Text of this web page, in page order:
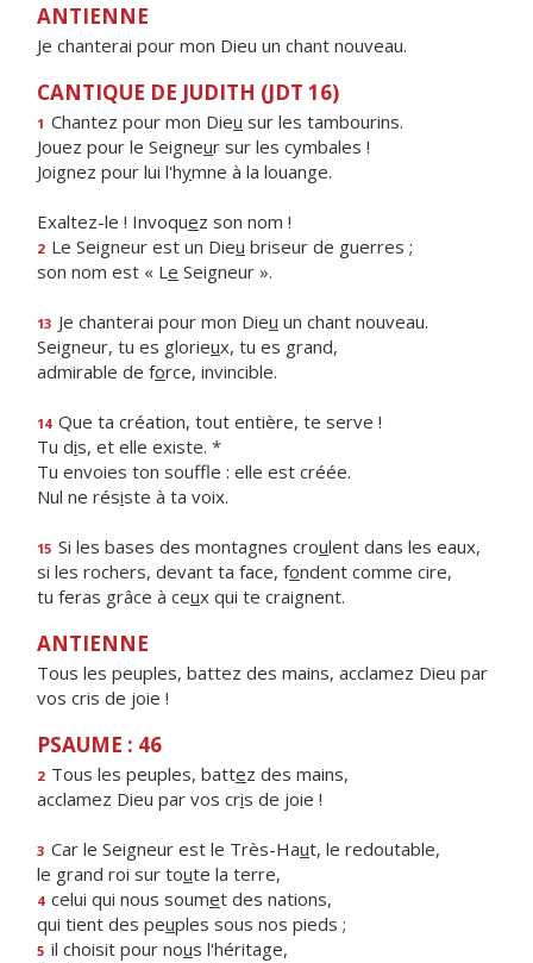
ANTIENNE
Je chanterai pour mon Dieu un chant nouveau.
CANTIQUE DE JUDITH (JDT 16)
1 Chantez pour mon Dieu sur les tambourins.
Jouez pour le Seigneur sur les cymbales !
Joignez pour lui l'hymne à la louange.
Exaltez-le ! Invoquez son nom !
2 Le Seigneur est un Dieu briseur de guerres ;
son nom est « Le Seigneur ».
13 Je chanterai pour mon Dieu un chant nouveau.
Seigneur, tu es glorieux, tu es grand,
admirable de force, invincible.
14 Que ta création, tout entière, te serve !
Tu dis, et elle existe. *
Tu envoies ton souffle : elle est créée.
Nul ne résiste à ta voix.
15 Si les bases des montagnes croulent dans les eaux,
si les rochers, devant ta face, fondent comme cire,
tu feras grâce à ceux qui te craignent.
ANTIENNE
Tous les peuples, battez des mains, acclamez Dieu par
vos cris de joie !
PSAUME : 46
2 Tous les peuples, battez des mains,
acclamez Dieu par vos cris de joie !
3 Car le Seigneur est le Très-Haut, le redoutable,
le grand roi sur toute la terre,
4 celui qui nous soumet des nations,
qui tient des peuples sous nos pieds ;
5 il choisit pour nous l'héritage,